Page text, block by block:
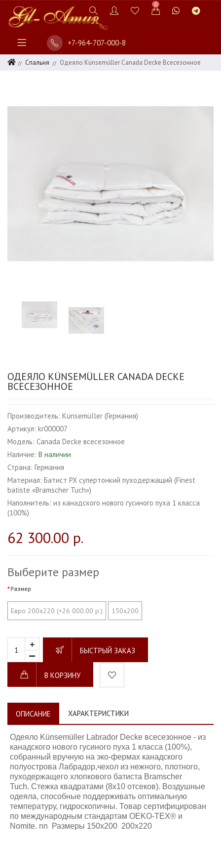
0
+7-964-707-000-8
Спальня Одеяло Künsemüller Canada Decke Всесезонное
ОДЕЯЛО KÜNSEMÜLLER CANADA DECKE
ВСЕСЕЗОННОЕ
Производитель: Künsemüller (Германия)
Артикул: kr000007
Модель: Canada Decke всесезонное
Наличие: В наличии
Страна: Германия
Материал: Батист РХ супертонкий пуходержащий (Finest
batiste «Bramscher Tuch»)
Наполнитель: из канадского нового гусиного пуха 1 класса
(100%)
62 300.00 р.
Выберите размер
Размер
Евро 200х220 (+26 000.00 р.) 150х200
БЫСТРЫЙ ЗАКАЗ
В КОРЗИНУ
ОПИСАНИЕ ХАРАКТЕРИСТИКИ
Одеяло Künsemüller Labrador Decke всесезонное - из
канадского нового гусиного пуха 1 класса (100%),
собранный вручную на эко-фермах канадского
полуострова Лабрадор,чехол из нежного, плотного,
пуходержащего хлопкового батиста Bramscher
Tuch. Стежка квадратами (8х10 отсеков). Воздушные
одеяла, способные поддерживать оптимальную
температуру, гидроскопичны. Товар сертифицирован
по международным стандартам OEKO-TEX® и
Nomite. nn Размеры 150х200 200х220